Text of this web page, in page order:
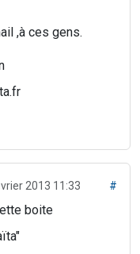
,à ces gens.
2013 11:33 #
boite